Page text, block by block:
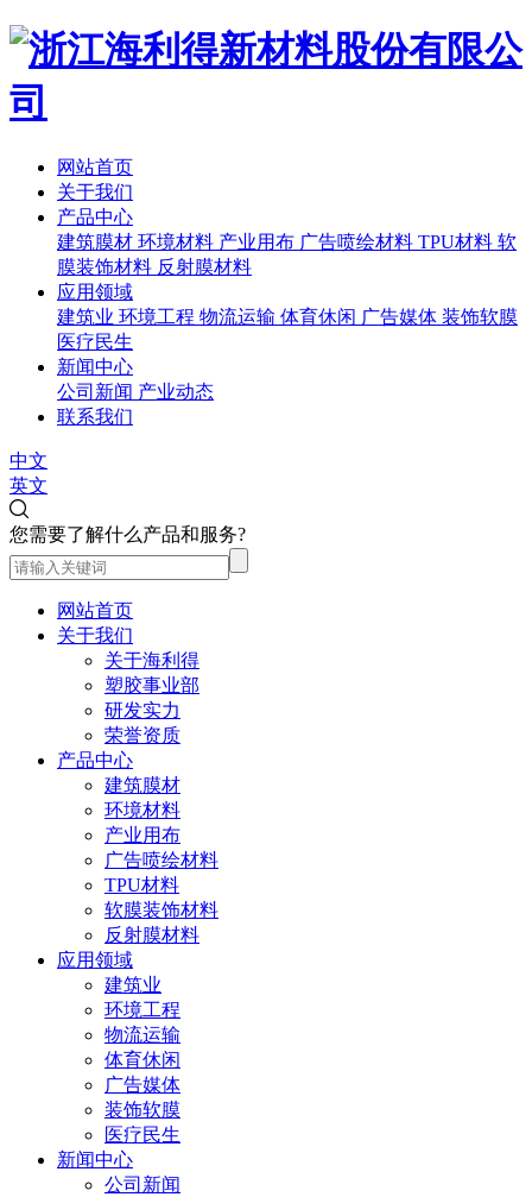
网站首页
关于我们
产品中心
建筑膜材 环境材料 产业用布 广告喷绘材料 TPU材料 软
膜装饰材料 反射膜材料
应用领域
建筑业 环境工程 物流运输 体育休闲 广告媒体 装饰软膜
医疗民生
新闻中心
公司新闻 产业动态
联系我们
中文
英文
您需要了解什么产品和服务?
网站首页
关于我们
关于海利得
塑胶事业部
研发实力
荣誉资质
产品中心
建筑膜材
环境材料
产业用布
广告喷绘材料
TPU材料
软膜装饰材料
反射膜材料
应用领域
建筑业
环境工程
物流运输
体育休闲
广告媒体
装饰软膜
医疗民生
新闻中心
公司新闻